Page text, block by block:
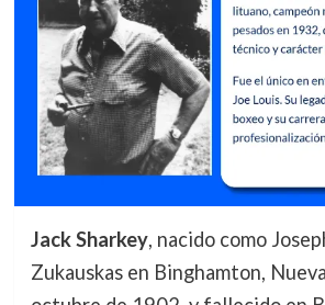
Jack Sharkey, nacido como
Zukauskas en Binghamton,